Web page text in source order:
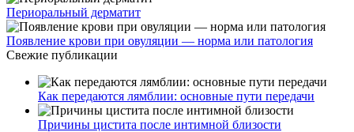
Периоральный дерматит
Появление крови при овуляции — норма или патология
Свежие публикации
Как передаются лямблии: основные пути передачи
Причины цистита после интимной близости